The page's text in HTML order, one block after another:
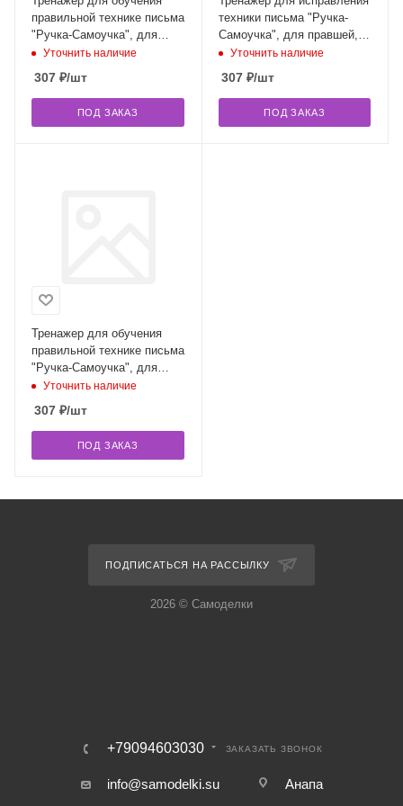
правильной технике письма
"Ручка-Самоучка", для
правшей, УНИК-УМ,
АВ-4783
Уточнить наличие
307 ₽/шт
ПОД ЗАКАЗ
техники письма "Ручка-
Самоучка", для правшей,
УНИК-УМ, АБ-4851
Уточнить наличие
307₽/шт
ПОД ЗАКАЗ
Тренажер для обучения
правильной технике письма
"Ручка-Самоучка", для
левшей, УНИК-УМ, АС-1728
Уточнить наличие
307 ₽/шт
ПОД ЗАКАЗ
ПОДПИСАТЬСЯ НА РАССЫЛКУ
2026 © Самоделки
+79094603030 ЗАКАЗАТЬ ЗВОНОК
info@samodelki.su Анапа